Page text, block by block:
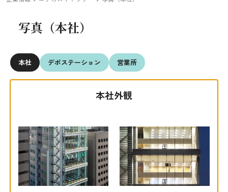
社長メッセージ
沿革
会社概要
組織体制
経営陣の紹介
アクセスマップ
ニチガスギャラリー
お問い合わせ先
よくある質問
写真（本社）
本社 デポステーション 営業所
本社外観